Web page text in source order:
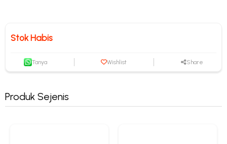
Stok Habis
Tanya Wishlist Share
Produk Sejenis